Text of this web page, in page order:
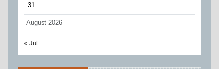
August 2026
31
« Jul